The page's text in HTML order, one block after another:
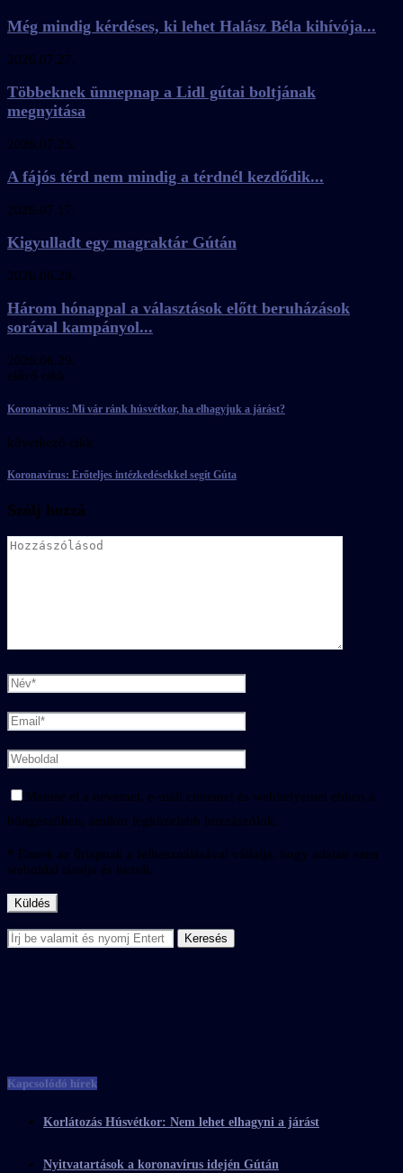
Még mindig kérdéses, ki lehet Halász Béla kihívója...
2026.07.27.
Többeknek ünnepnap a Lidl gútai boltjának
megnyitása
2026.07.23.
A fájós térd nem mindig a térdnél kezdődik...
2026.07.17.
Kigyulladt egy magraktár Gútán
2026.06.29.
Három hónappal a választások előtt beruházások
sorával kampányol...
2026.06.29.
előző cikk
Koronavírus: Mi vár ránk húsvétkor, ha elhagyjuk a járást?
következő cikk
Koronavírus: Erőteljes intézkedésekkel segít Gúta
Szólj hozzá
Mentse el a nevemet, e-mail címemet és webhelyemet ebben a
böngészőben, amikor legközelebb hozzászólok.
* Ennek az űrlapnak a felhasználásával vállalja, hogy adatait ezen
weboldal tárolja és kezeli.
Kapcsolódó hírek
Korlátozás Húsvétkor: Nem lehet elhagyni a járást
Nyitvatartások a koronavírus idején Gútán